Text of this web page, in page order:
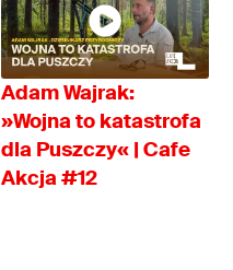
Adam Wajrak:
»Wojna to katastrofa
dla Puszczy« | Cafe
Akcja #12